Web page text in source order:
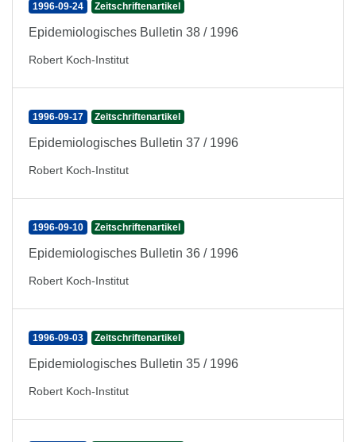
1996-09-24 Zeitschriftenartikel
Epidemiologisches Bulletin 38 / 1996
Robert Koch-Institut
1996-09-17 Zeitschriftenartikel
Epidemiologisches Bulletin 37 / 1996
Robert Koch-Institut
1996-09-10 Zeitschriftenartikel
Epidemiologisches Bulletin 36 / 1996
Robert Koch-Institut
1996-09-03 Zeitschriftenartikel
Epidemiologisches Bulletin 35 / 1996
Robert Koch-Institut